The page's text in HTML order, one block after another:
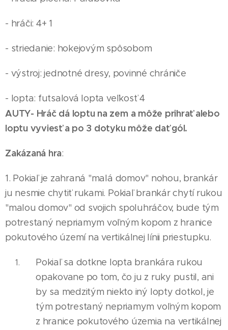
- hráči: 4+ 1
- striedanie: hokejovým spôsobom
- výstroj: jednotné dresy, povinné chrániče
- lopta: futsalová lopta veľkosť 4
AUTY- Hráč dá loptu na zem a môže prihrať alebo
loptu vyviesť a po 3 dotyku môže dať gól.
Zakázaná hra:
1. Pokiaľ je zahraná "malá domov" nohou, brankár
ju nesmie chytiť rukami. Pokiaľ brankár chytí rukou
"malou domov" od svojich spoluhráčov, bude tým
potrestaný nepriamym voľným kopom z hranice
pokutového území na vertikálnej línii priestupku.
Pokiaľ sa dotkne lopta brankára rukou
opakovane po tom, čo ju z ruky pustil, ani
by sa medzitým niekto iný lopty dotkol, je
tým potrestaný nepriamym voľným kopom
z hranice pokutového územia na vertikálnej